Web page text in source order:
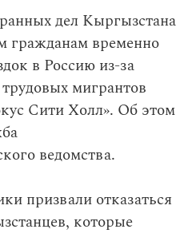
дел Кыргызстана
гражданам временно
в Россию из-за
мигрантов
Сити Холл». Об этом
ведомства.
призвали отказаться
которые